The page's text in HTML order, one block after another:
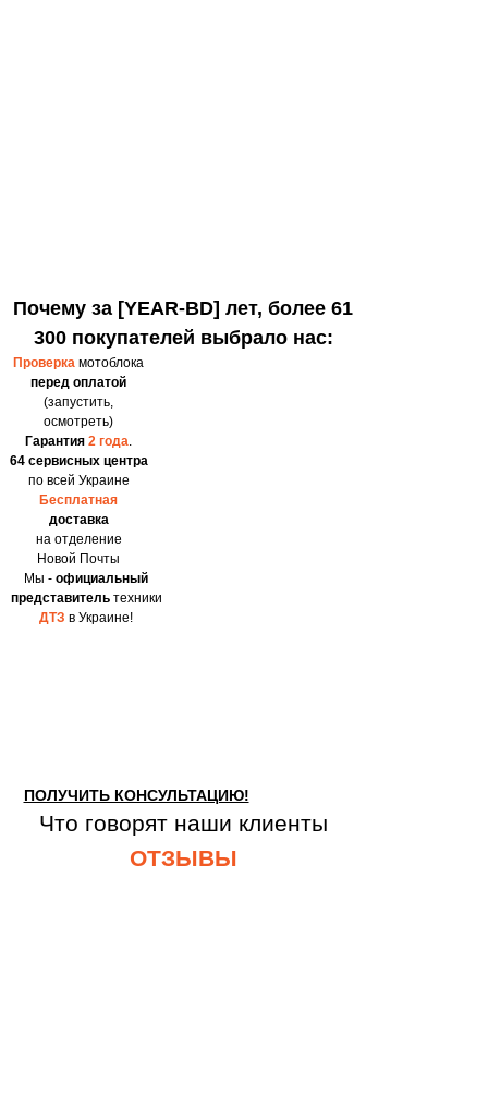
Почему за [YEAR-BD] лет, более 61
300 покупателей выбрало нас:
Проверка мотоблока
перед оплатой
(запустить,
осмотреть)
Гарантия 2 года.
64 сервисных центра
по всей Украине
Бесплатная
доставка
на отделение
Новой Почты
Мы - официальный
представительтехники
ДТЗ в Украине!
ПОЛУЧИТЬ КОНСУЛЬТАЦИЮ!
Что говорят наши клиенты
ОТЗЫВЫ